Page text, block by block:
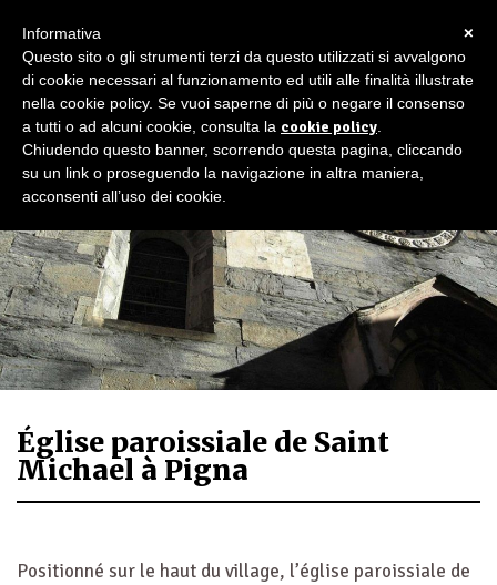
Église paroissiale de Saint
Michael à Pigna
Positionné sur le haut du village, l’église paroissiale de
×
Informativa
Questo sito o gli strumenti terzi da questo utilizzati si avvalgono
di cookie necessari al funzionamento ed utili alle finalità illustrate
nella cookie policy. Se vuoi saperne di più o negare il consenso
a tutti o ad alcuni cookie, consulta la cookie policy
Chiudendo questo banner, scorrendo questa pagina, cliccando
su un link o proseguendo la navigazione in altra maniera,
acconsenti all’uso dei cookie.